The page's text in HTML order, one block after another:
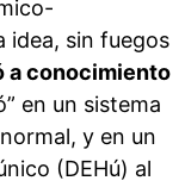
idea, sin fuegos
a conocimiento
en un sistema
y en un
(DEHú) al